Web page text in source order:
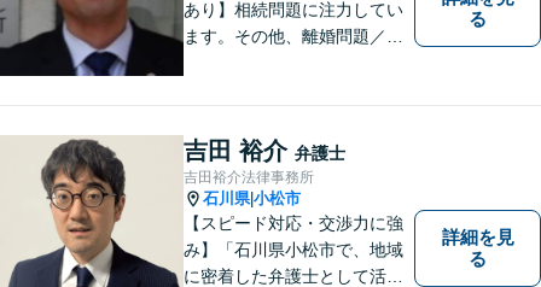
あり】相続問題に注力してい
ます。その他、離婚問題／借
かりやすい法的サービスを提
供することを目標に日々精進
して参ります。お気軽にご相
談ください。
る
吉田 裕介 弁護士
吉田裕介法律事務所
石川県|小松市
【スピード対応・交渉力に強
み】「石川県小松市で、地域
に密着した弁護士として活動
詳細を見
る